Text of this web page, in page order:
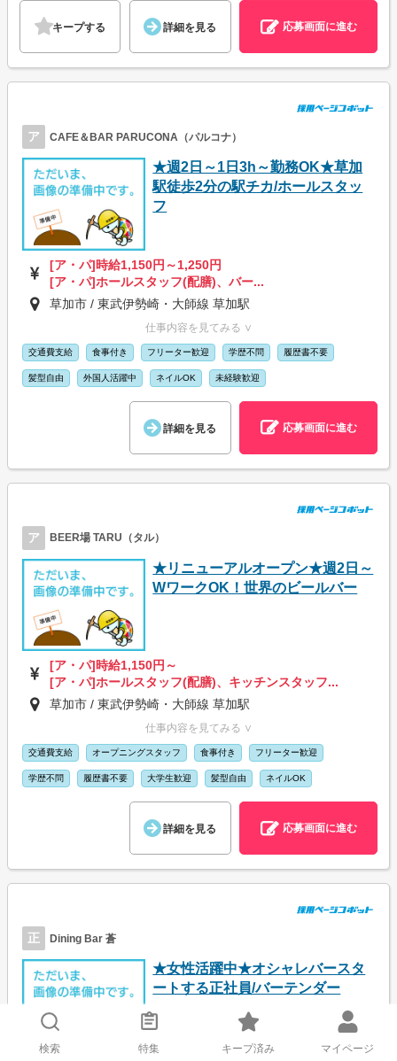
キープする 詳細を見る 応募画面に進む
ア CAFE＆BAR PARUCONA（パルコナ）
★週2日～1日3h～勤務OK★草加
駅徒歩2分の駅チカ/ホールスタッ
フ
[ア・パ]時給1,150円～1,250円
[ア・パ]ホールスタッフ(配膳)、バー...
草加市 / 東武伊勢崎・大師線 草加駅
仕事内容を見てみる ∨
交通費支給 食事付き フリーター歓迎 学歴不問 履歴書不要
髪型自由 外国人活躍中 ネイルOK 未経験歓迎
詳細を見る 応募画面に進む
ア BEER場 TARU（タル）
★リニューアルオープン★週2日～
WワークOK！世界のビールバー
[ア・パ]時給1,150円～
[ア・パ]ホールスタッフ(配膳)、キッチンスタッフ...
草加市 / 東武伊勢崎・大師線 草加駅
仕事内容を見てみる ∨
交通費支給 オープニングスタッフ 食事付き フリーター歓迎
学歴不問 履歴書不要 大学生歓迎 髪型自由 ネイルOK
詳細を見る 応募画面に進む
正 Dining Bar 蒼
★女性活躍中★オシャレバースタ
ートする正社員/バーテンダー
検索 特集 キープ済み マイページ